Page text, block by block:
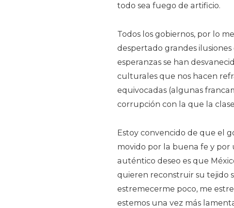
todo sea fuego de artificio.
Todos los gobiernos, por lo
despertado grandes
esperanzas se han
culturales que nos hacen
equivocadas (algunas
corrupción con la que la
Estoy convencido de que el
movido por la buena fe y
auténtico deseo es que
quieren reconstruir su tejido
estremecerme poco, me
estemos una vez más